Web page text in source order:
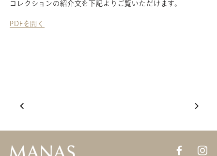
コレクションの紹介文を下記よりご覧いただけます。
PDFを開く